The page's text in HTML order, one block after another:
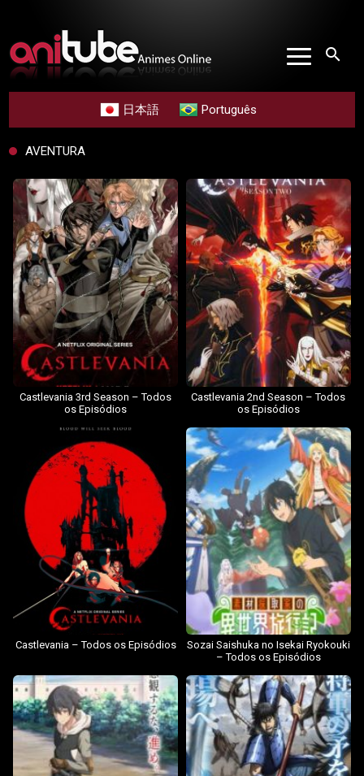
search
日本語 Português
AVENTURA
Castlevania 3rd Season – Todos
os Episódios
Castlevania 2nd Season – Todos
os Episódios
Castlevania – Todos os Episódios
Sozai Saishuka no Isekai Ryokouki
– Todos os Episódios